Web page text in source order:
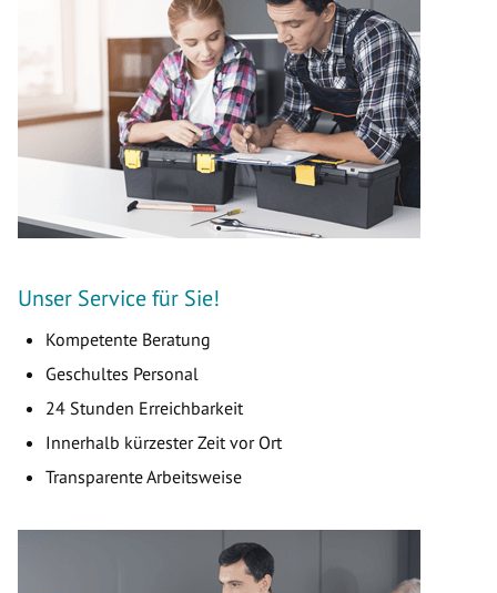
Unser Service für Sie!
Kompetente Beratung
Geschultes Personal
24 Stunden Erreichbarkeit
Innerhalb kürzester Zeit vor Ort
Transparente Arbeitsweise